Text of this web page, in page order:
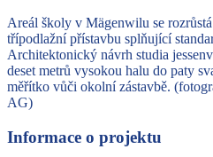
Areál školy v Mägenwilu se
třípodlažní přístavbu splňující
Architektonický návrh studia
deset metrů vysokou halu do paty
měřítko vůči okolní zástavbě.
AG)
Informace o projektu